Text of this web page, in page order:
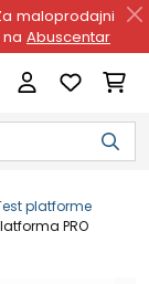
maloprodajni
Abuscentar
platforme
PRO